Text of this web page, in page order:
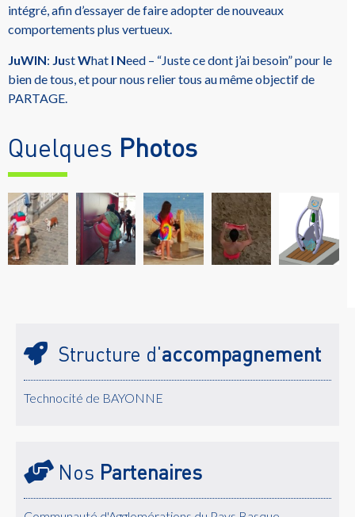
intégré, afin d’essayer de faire adopter de nouveaux
comportements plus vertueux.
JuWIN: JustWhat I Need – “Juste ce dont j’ai besoin” pour le
bien de tous, et pour nous relier tous au même objectif de
PARTAGE.
Quelques Photos
Structure d'accompagnement
Technocité de BAYONNE
Nos Partenaires